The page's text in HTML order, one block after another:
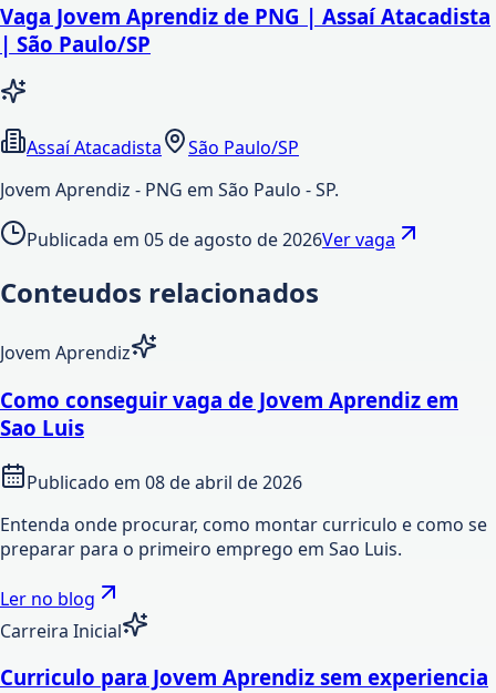
Vaga Jovem Aprendiz de PNG | Assaí Atacadista
| São Paulo/SP
Assaí Atacadista
São Paulo/SP
Jovem Aprendiz - PNG em São Paulo - SP.
Publicada em 05 de agosto de 2026Ver vaga
Conteudos relacionados
Jovem Aprendiz
Como conseguir vaga de Jovem Aprendiz em
Sao Luis
Publicado em 08 de abril de 2026
Entenda onde procurar, como montar curriculo e como se
preparar para o primeiro emprego em Sao Luis.
Ler no blog
Carreira Inicial
Curriculo para Jovem Aprendiz sem experiencia